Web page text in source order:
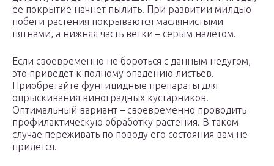
ее покрытие начнет пылить. При развитии милдью
побеги растения покрываются маслянистыми
пятнами, а нижняя часть ветки – серым налетом.
Если своевременно не бороться с данным недугом,
это приведет к полному опадению листьев.
Приобретайте фунгицидные препараты для
опрыскивания виноградных кустарников.
Оптимальный вариант – своевременно проводить
профилактическую обработку растения. В таком
случае переживать по поводу его состояния вам не
придется.